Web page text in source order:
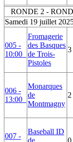
RONDE 2 -
Samedi 19 juillet
005 -
10:00
Fromagerie
des Basques
de Trois-
Pistoles
3
006 -
13:00
Monarques
de
Montmagny
2
007 -
Baseball ID
de
0